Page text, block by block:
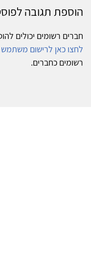
הוספת תגובה
חברים רשומים יכולים
לחצו כאן לרישום
רשומים כחברים.